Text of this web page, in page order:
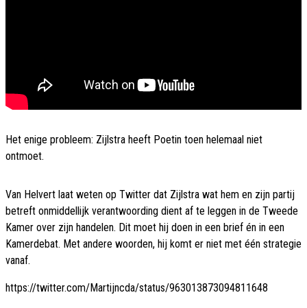
Het enige probleem: Zijlstra heeft Poetin toen helemaal niet
ontmoet.
Van Helvert laat weten op Twitter dat Zijlstra wat hem en zijn partij
betreft onmiddellijk verantwoording dient af te leggen in de Tweede
Kamer over zijn handelen. Dit moet hij doen in een brief én in een
Kamerdebat. Met andere woorden, hij komt er niet met één strategie
vanaf.
https://twitter.com/Martijncda/status/963013873094811648